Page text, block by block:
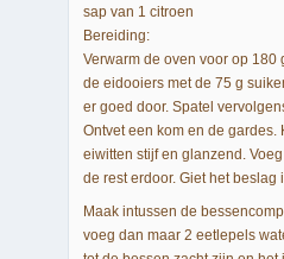
sap van 1 citroen
Bereiding:
Verwarm de oven voor op
de eidooiers met de 75 g
er goed door. Spatel
Ontvet een kom en de
eiwitten stijf en glanzend.
de rest erdoor. Giet het
Maak intussen de
voeg dan maar 2 eetlepels